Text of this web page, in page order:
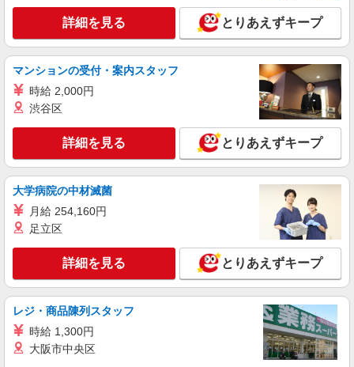
時給1120円〜 ※試用期間有
兵庫県尼崎市杭瀬本町３－５－１７ （社福）
福成会グループホーム内 魚国総本社事業所
キープ 詳細を見る
正社員
株式会社関西丸和ロジスティクス
ドライバー／ワゴン車での配達業務
月給280,000円〜 ＋賞与年2回 ◇一律手当込
み ◇経験・能力・勤務年数による ※当社規定によ
り決定します。 【月収例】入社1年目/25歳
295,000円
兵庫県尼崎市末広町1-5-1 ESR尼崎2F 個配奈
良営業所 尼崎センター（面接地）
キープ 詳細を見る
アルバイト パート
株式会社東テスティパル
工場内のお弁当の配送と洗浄業務
兵庫県尼崎市東浜町1番地 ㈱大阪チタニウム
詳細を見る とりあえずキープ
マンションの受付・案内スタッフ
時給 2,000円
渋谷区
詳細を見る とりあえずキープ
大学病院の中材滅菌
月給 254,160円
足立区
詳細を見る とりあえずキープ
レジ・商品陳列スタッフ
時給 1,300円
大阪市中央区